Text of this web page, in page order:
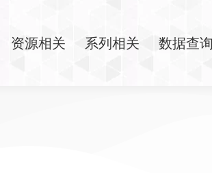
资源相关 系列相关 数据查询